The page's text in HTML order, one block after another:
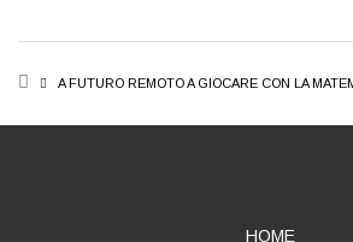
BREADCRUMB
A FUTURO REMOTO A GIOCARE CON LA
HOME